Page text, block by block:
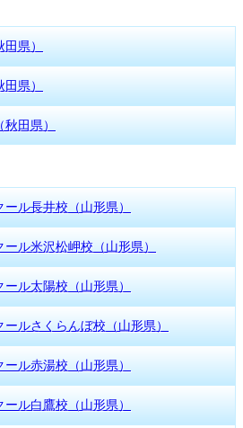
県）
県）
田県）
ル長井校（山形県）
ル米沢松岬校（山形県）
ル太陽校（山形県）
ルさくらんぼ校（山形県）
ル赤湯校（山形県）
ル白鷹校（山形県）